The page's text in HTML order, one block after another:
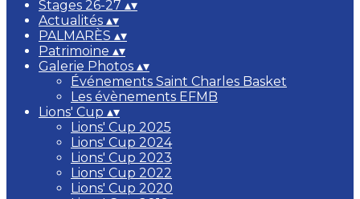
Stages 26-27 ▴▾
Actualités ▴▾
PALMARÈS ▴▾
Patrimoine ▴▾
Galerie Photos ▴▾
Événements Saint Charles Basket
Les évènements EFMB
Lions' Cup ▴▾
Lions' Cup 2025
Lions' Cup 2024
Lions' Cup 2023
Lions' Cup 2022
Lions' Cup 2020